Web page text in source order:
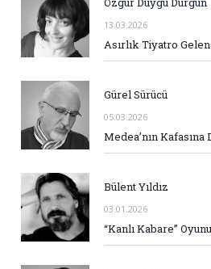
13.03.2026
Asırlık Tiyatro
Gürel Sürücü
05.03.2026
Medea’nın Kafasına
Bülent Yıldız
03.01.2026
“Kanlı Kabare”